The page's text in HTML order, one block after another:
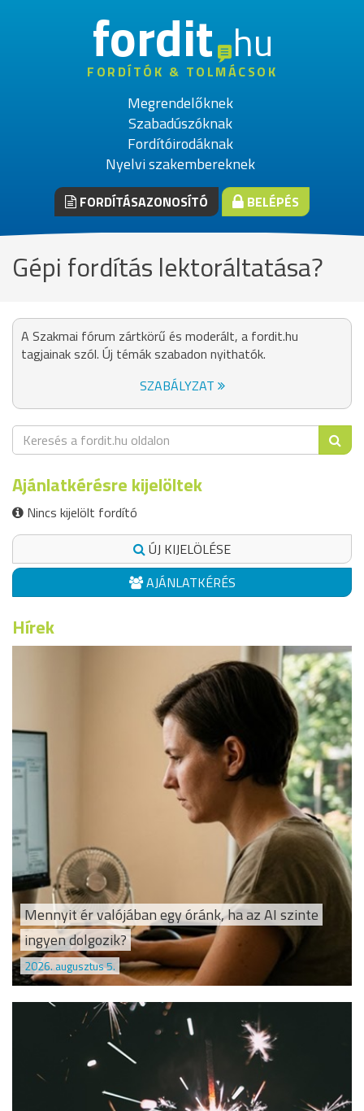
fordithu
FORDÍTÓK & TOLMÁCSOK
Megrendelőknek
Szabadúszóknak
Fordítóirodáknak
Nyelvi szakembereknek
FORDÍTÁSAZONOSÍTÓ BELÉPÉS
Gépi fordítás lektoráltatása?
A Szakmai fórum zártkörű és moderált, a fordit.hu
tagjainak szól. Új témák szabadon nyithatók.
SZABÁLYZAT
Ajánlatkérésre kijelöltek
Nincs kijelölt fordító
ÚJ KIJELÖLÉSE
AJÁNLATKÉRÉS
Hírek
Mennyit ér valójában egy óránk, ha az AI szinte
ingyen dolgozik?
2026. augusztus 5.